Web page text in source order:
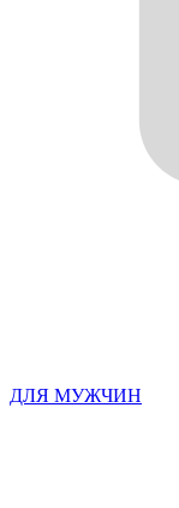
ДЛЯ МУЖЧИН